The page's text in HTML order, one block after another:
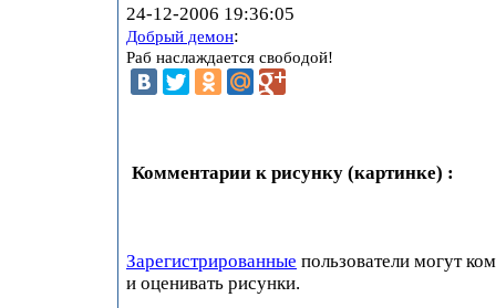
24-12-2006 19:36:05
Добрый демон:
Раб наслаждается свободой!
Комментарии к рисунку (картинке) :
Зарегистрированные пользователи могут
и оценивать рисунки.